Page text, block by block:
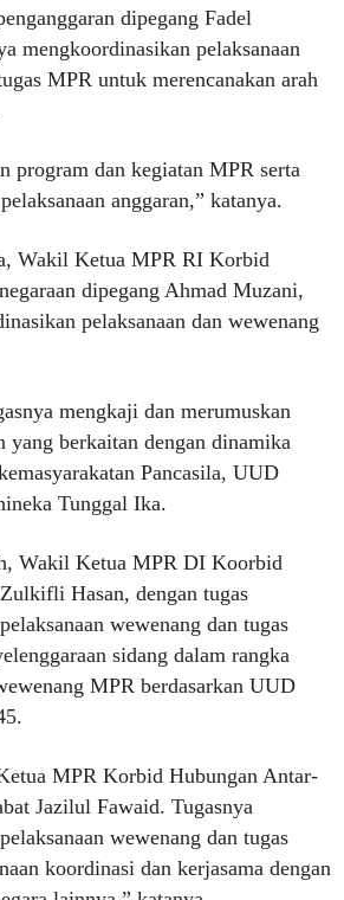
dipegang Fadel
mengkoordinasikan pelaksanaan
MPR untuk merencanakan arah
program dan kegiatan MPR serta
anggaran,” katanya.
Wakil Ketua MPR RI Korbid
dipegang Ahmad Muzani,
pelaksanaan dan wewenang
mengkaji dan merumuskan
berkaitan dengan dinamika
Pancasila, UUD
Tunggal Ika.
Wakil Ketua MPR DI Koorbid
Hasan, dengan tugas
wewenang dan tugas
sidang dalam rangka
MPR berdasarkan UUD
MPR Korbid Hubungan Antar-
Jazilul Fawaid. Tugasnya
wewenang dan tugas
koordinasi dan kerjasama dengan